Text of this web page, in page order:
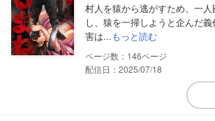
村人を猿から逃がすため、一
し、猿を一掃しようと企んだ
害は...もっと読む
146
配信日：2025/07/18